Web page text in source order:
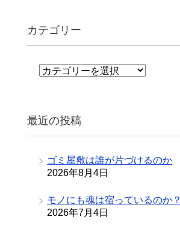
カテゴリー
カ
ー
最近の投稿
ゴミ屋敷は誰が片づけるのか
2026年8月4日
モノにも魂は宿っているのか？
2026年7月4日